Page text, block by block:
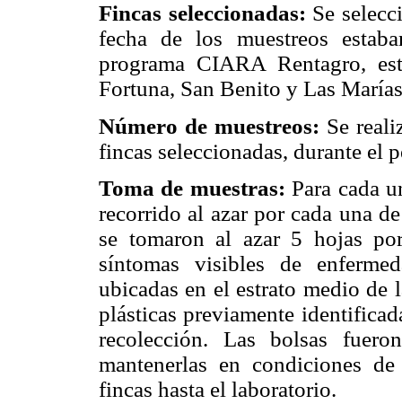
Fincas seleccionadas: Se
fecha de los muestreos
programa CIARA Rentagro,
Fortuna, San Benito y Las
Número de muestreos: Se
fincas seleccionadas, durante el
Toma de muestras:Para cada
recorrido al azar por cada una
se tomaron al azar 5 hojas
síntomas visibles de
ubicadas en el estrato medio de
plásticas previamente
recolección. Las bolsas
mantenerlas en condiciones
fincas hasta el laboratorio.